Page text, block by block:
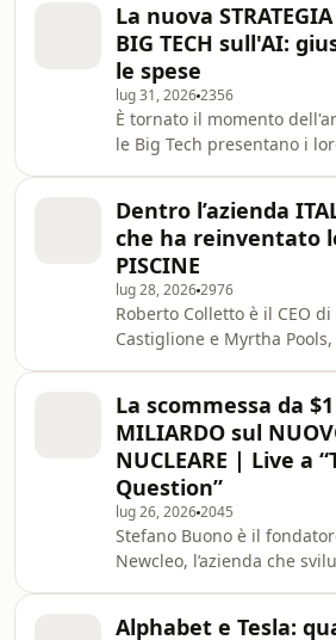
in collaborazione con
parliamo di leadership e
che cosa significa guidare
un’organizzazione quando
finale non può slittare e
mondo ti guarda. Dalla
della cerimonia di
gestione dei volontari, d
La nuova
BIG TECH sull'AI:
le spese
lug 31, 20262356
È tornato il momento
le Big Tech presentano i
come sta evolvendo la
all'intelligenza artificiale e
leggere indirettamente
performeranno i portafogli
investimento nei prossimi
Scopri i corsi della New
Academy, la scuola di
digital journalism di Chora
Dentro l’azienda
che ha reinventato
PISCINE
lug 28, 20262976
Roberto Colletto è il CEO di
Castiglione e Myrtha Pools,
tutto il mondo. In questa
raccontiamo come
nel 1961 sia diventata un
globale in un mercato di
vasche olimpiche che si
dentro gli stadi alle
che cambiano con il clima e
m
La scommessa da $1
MILIARDO sul
NUCLEARE | Live a
Question”
lug 26, 20262045
Stefano Buono è il
Newcleo, l’azienda che
Alphabet e Tesla: